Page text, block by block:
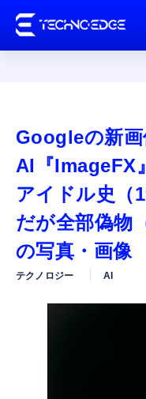
Googleの新画
AI『ImageFX
アイドル史（
だが全部偽物
の写真・画像
テクノロジー AI